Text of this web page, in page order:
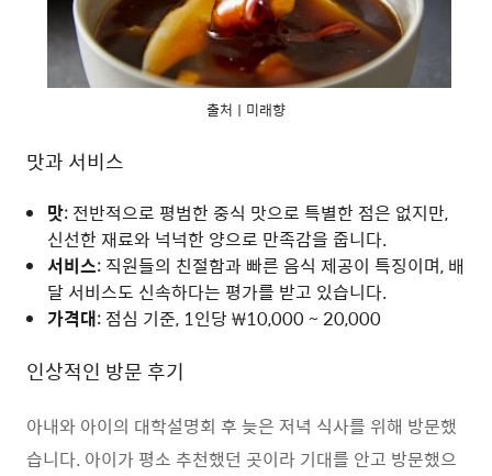
출처ㅣ미래향
맛과 서비스
맛: 전반적으로 평범한 중식 맛으로 특별한 점은 없지만,
신선한 재료와 넉넉한 양으로 만족감을 줍니다.
서비스: 직원들의 친절함과 빠른 음식 제공이 특징이며, 배
달 서비스도 신속하다는 평가를 받고 있습니다.
가격대: 점심 기준, 1인당 ₩10,000 ~ 20,000
인상적인 방문 후기
아내와 아이의 대학설명회 후 늦은 저녁 식사를 위해 방문했
습니다. 아이가 평소 추천했던 곳이라 기대를 안고 방문했으